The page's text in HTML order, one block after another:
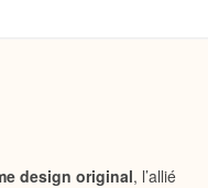
design original, l’allié